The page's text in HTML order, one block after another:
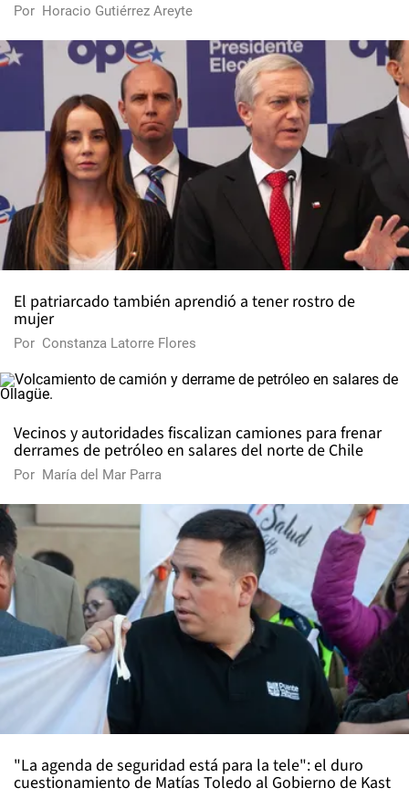
Por Horacio Gutiérrez Areyte
El patriarcado también aprendió a tener rostro de
mujer
Por Constanza Latorre Flores
Vecinos y autoridades fiscalizan camiones para frenar
derrames de petróleo en salares del norte de Chile
Por María del Mar Parra
"La agenda de seguridad está para la tele": el duro
cuestionamiento de Matías Toledo al Gobierno de Kast